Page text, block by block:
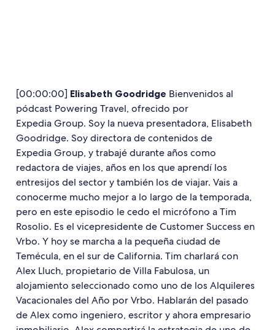
[00:00:00] Elisabeth Goodridge Bienvenidos al
pódcast Powering Travel, ofrecido por
Expedia Group. Soy la nueva presentadora, Elisabeth
Goodridge. Soy directora de contenidos de
Expedia Group, y trabajé durante años como
redactora de viajes, años en los que aprendí los
entresijos del sector y también los de viajar. Vais a
conocerme mucho mejor a lo largo de la temporada,
pero en este episodio le cedo el micrófono a Tim
Rosolio. Es el vicepresidente de Customer Success en
Vrbo. Y hoy se marcha a la pequeña ciudad de
Temécula, en el sur de California. Tim charlará con
Alex Lluch, propietario de Villa Fabulosa, un
alojamiento seleccionado como uno de los Alquileres
Vacacionales del Año por Vrbo. Hablarán del pasado
de Alex como ingeniero, escritor y ahora empresario